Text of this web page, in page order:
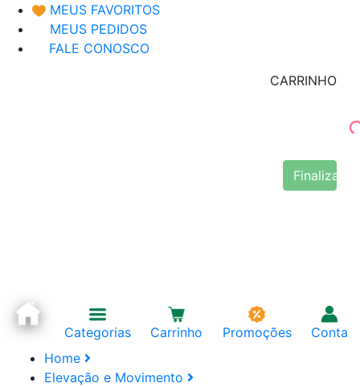
MEUS FAVORITOS
MEUS PEDIDOS
FALE CONOSCO
CARRINHO
Finalizar
Categorias Carrinho Promoções
Conta
Home
Elevação e Movimento